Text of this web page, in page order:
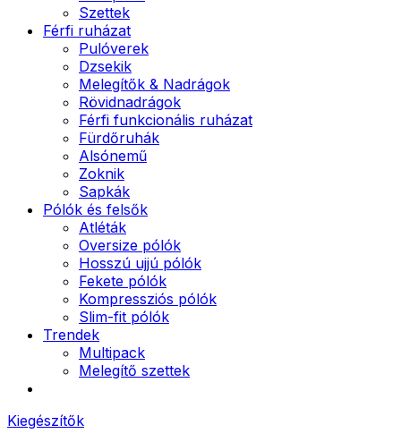
Szettek
Férfi ruházat
Pulóverek
Dzsekik
Melegítők & Nadrágok
Rövidnadrágok
Férfi funkcionális ruházat
Fürdőruhák
Alsónemű
Zoknik
Sapkák
Pólók és felsők
Atléták
Oversize pólók
Hosszú ujjú pólók
Fekete pólók
Kompressziós pólók
Slim-fit pólók
Trendek
Multipack
Melegítő szettek
Kiegészítők